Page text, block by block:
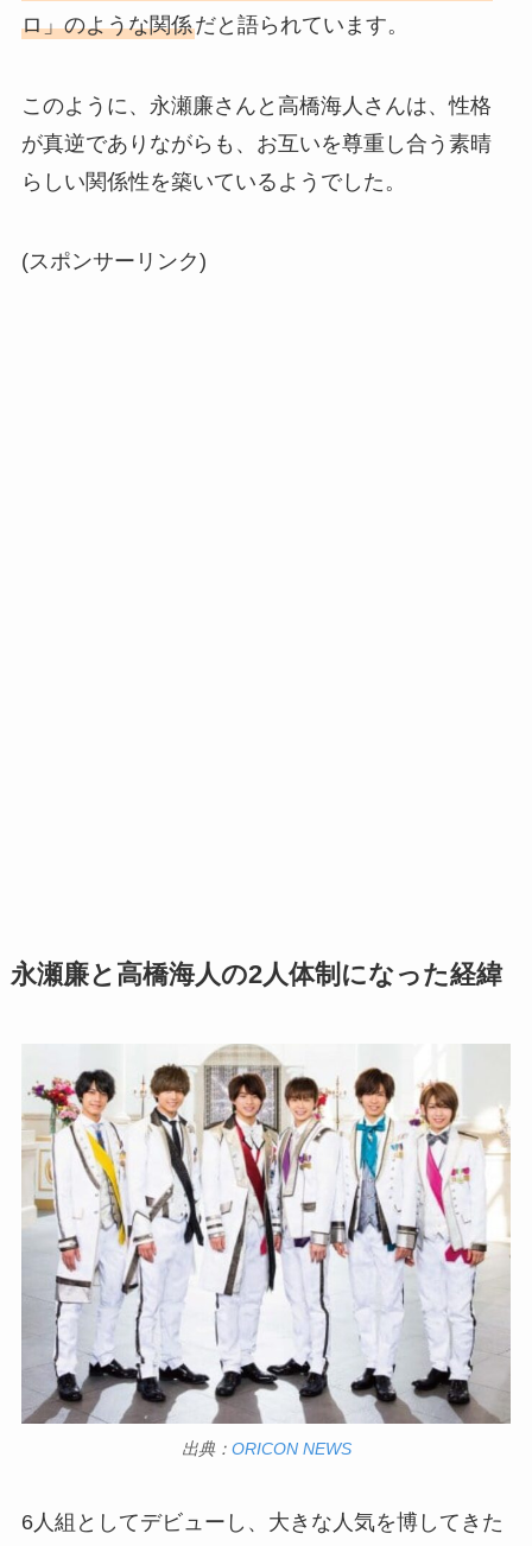
ロ」のような関係だと語られています。
このように、永瀬廉さんと高橋海人さんは、性格
が真逆でありながらも、お互いを尊重し合う素晴
らしい関係性を築いているようでした。
(スポンサーリンク)
永瀬廉と高橋海人の2人体制になった経緯
出典： ORICON NEWS
6人組としてデビューし、大きな人気を博してきた